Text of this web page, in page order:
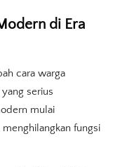
di Era
cara warga
serius
mulai
fungsi